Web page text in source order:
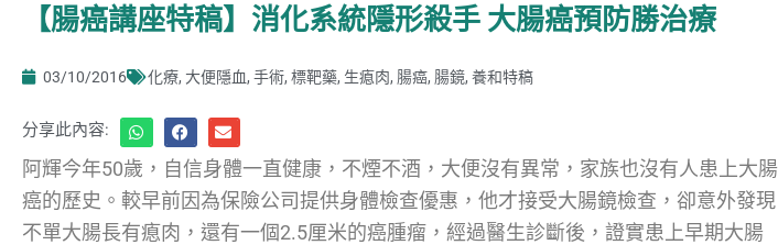
【腸癌講座特稿】消化系統隱形殺手 大腸癌預防勝治療
03/10/2016 化療, 大便隱血, 手術, 標靶藥, 生瘜肉, 腸癌, 腸鏡, 養和特稿
分享此內容:
阿輝今年50歲，自信身體一直健康，不煙不酒，大便沒有異常，家族也沒有人患上大腸
癌的歷史。較早前因為保險公司提供身體檢查優惠，他才接受大腸鏡檢查，卻意外發現
不單大腸長有瘜肉，還有一個2.5厘米的癌腫瘤，經過醫生診斷後，證實患上早期大腸